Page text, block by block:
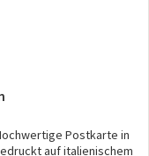
Postkarte in
auf italienischem